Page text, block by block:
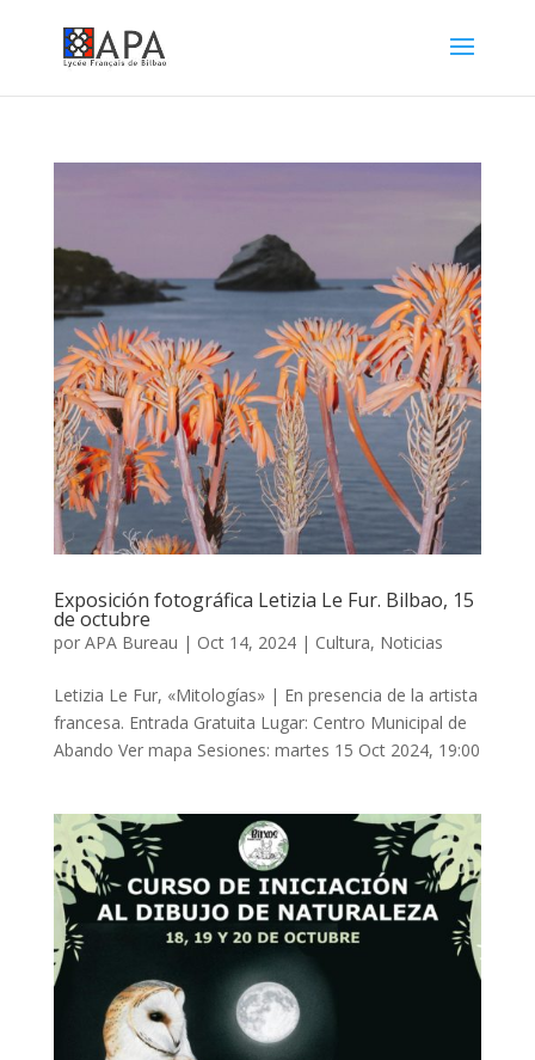
Exposición fotográfica Letizia Le Fur. Bilbao, 15
de octubre
por APA Bureau | Oct 14, 2024| Cultura, Noticias
Letizia Le Fur, «Mitologías» | En presencia de la artista
francesa. Entrada Gratuita Lugar: Centro Municipal de
Abando Ver mapa Sesiones: martes 15 Oct 2024, 19:00